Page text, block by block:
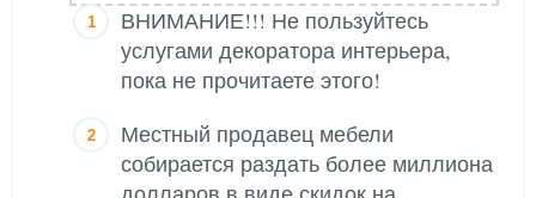
ВНИМАНИЕ!!! Не пользуйтесь
услугами декоратора интерьера,
пока не прочитаете этого!
Местный продавец мебели
собирается раздать более миллиона